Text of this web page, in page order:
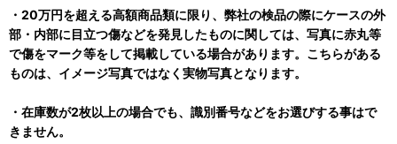
・20万円を超える高額商品類に限り、弊社の検品の際にケースの外
部・内部に目立つ傷などを発見したものに関しては、写真に赤丸等
で傷をマーク等をして掲載している場合があります。こちらがある
ものは、イメージ写真ではなく実物写真となります。
・在庫数が2枚以上の場合でも、識別番号などをお選びする事はで
きません。